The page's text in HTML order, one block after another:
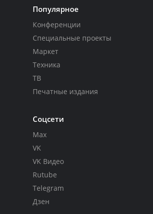
Популярное
Конференции
Специальные проекты
Маркет
Техника
ТВ
Печатные издания
Соцсети
Max
VK
VK Видео
Rutube
Telegram
Дзен